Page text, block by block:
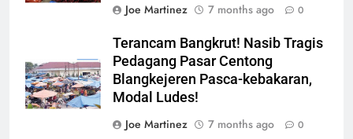
Joe Martinez
7 months ago 0
Terancam Bangkrut! Nasib Tragis
Pedagang Pasar Centong
Blangkejeren Pasca-kebakaran,
Modal Ludes!
Joe Martinez
7 months ago 0